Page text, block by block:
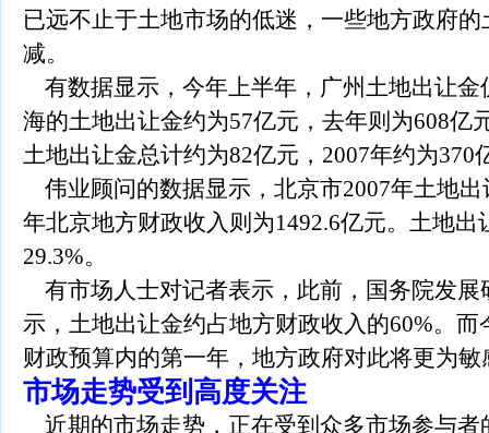
已远不止于土地市场的低迷，一些地方政府
减。
有数据显示，今年上半年，广州土地出让金
海的土地出让金约为57亿元，去年则为608亿
土地出让金总计约为82亿元，2007年约为370
伟业顾问的数据显示，北京市2007年土地出
年北京地方财政收入则为1492.6亿元。土地出
29.3%。
有市场人士对记者表示，此前，国务院发展
示，土地出让金约占地方财政收入的60%。
财政预算内的第一年，地方政府对此将更为敏
市场走势受到高度关注
近期的市场走势，正在受到众多市场参与者